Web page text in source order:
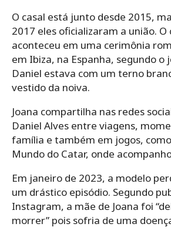
O casal está junto desde 2015,
2017 eles oficializaram a união.
aconteceu em uma cerimônia
em Ibiza, na Espanha, segundo o
Daniel estava com um terno
vestido da noiva.
Joana compartilha nas redes
Daniel Alves entre viagens,
família e também em jogos,
Mundo do Catar, onde
Em janeiro de 2023, a modelo
um drástico episódio. Segundo
Instagram, a mãe de Joana foi
morrer” pois sofria de uma